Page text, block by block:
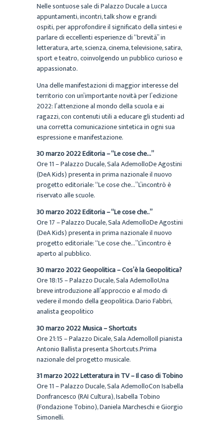
Nelle sontuose sale di Palazzo Ducale a Lucca
appuntamenti, incontri, talk show e grandi
ospiti, per approfondire il significato della sintesi e
parlare di eccellenti esperienze di “brevità” in
letteratura, arte, scienza, cinema, televisione, satira,
sport e teatro, coinvolgendo un pubblico curioso e
appassionato.
Una delle manifestazioni di maggior interesse del
territorio con un’importante novità per l’edizione
2022: l’attenzione al mondo della scuola e ai
ragazzi, con contenuti utili a educare gli studenti ad
una corretta comunicazione sintetica in ogni sua
espressione e manifestazione.
30 marzo 2022 Editoria – “Le cose che…”
Ore 11 – Palazzo Ducale, Sala AdemolloDe Agostini
(DeA Kids) presenta in prima nazionale il nuovo
progetto editoriale: “Le cose che…”L’incontrò è
riservato alle scuole.
30 marzo 2022 Editoria – “Le cose che..”
Ore 17 – Palazzo Ducale, Sala AdemolloDe Agostini
(DeA Kids) presenta in prima nazionale il nuovo
progetto editoriale: “Le cose che…”L’incontro è
aperto al pubblico.
30 marzo 2022 Geopolitica – Cos’è la Geopolitica?
Ore 18:15 – Palazzo Ducale, Sala AdemolloUna
breve introduzione all’approccio e al modo di
vedere il mondo della geopolitica. Dario Fabbri,
analista geopolitico
30 marzo 2022 Musica – Shortcuts
Ore 21:15 – Palazzo Dicale, Sala AdemolloIl pianista
Antonio Ballista presenta Shortcuts.Prima
nazionale del progetto musicale.
31 marzo 2022 Letteratura in TV – Il caso di Tobino
Ore 11 – Palazzo Ducale, Sala AdemolloCon Isabella
Donfrancesco (RAI Cultura), Isabella Tobino
(Fondazione Tobino), Daniela Marcheschi e Giorgio
Simonelli.